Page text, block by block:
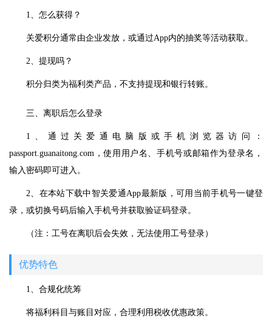
1、怎么获得？
关爱积分通常由企业发放，或通过App内的抽奖等活动获取。
2、提现吗？
积分归类为福利类产品，不支持提现和银行转账。
三、离职后怎么登录
1、通过关爱通电脑版或手机浏览器访问：
passport.guanaitong.com，使用用户名、手机号或邮箱作为登录名，
输入密码即可进入。
2、在本站下载中智关爱通App最新版，可用当前手机号一键登
录，或切换号码后输入手机号并获取验证码登录。
（注：工号在离职后会失效，无法使用工号登录）
优势特色
1、合规化统筹
将福利科目与账目对应，合理利用税收优惠政策。